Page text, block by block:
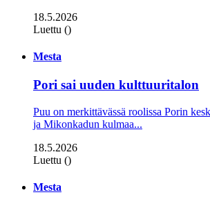
18.5.2026
Luettu ()
Mesta
Pori sai uuden kulttuuritalon
Puu on merkittävässä roolissa Porin
ja Mikonkadun kulmaa...
18.5.2026
Luettu ()
Mesta